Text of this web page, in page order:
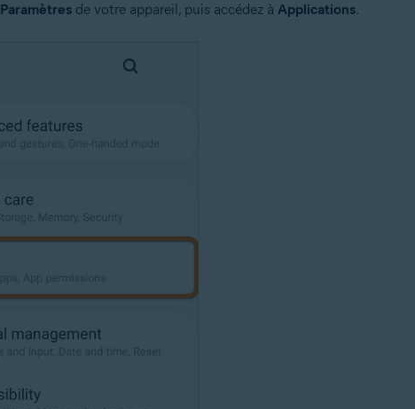
Paramètresde votre appareil, puis accédez à Applications.